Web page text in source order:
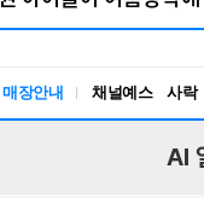
매장안내 채널예스 사락
AI